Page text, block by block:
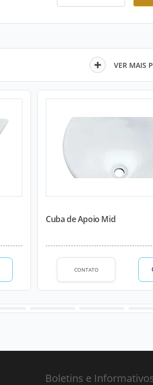
VER MAIS
Cuba de Apoio Mid
CONTATO
Boletins e